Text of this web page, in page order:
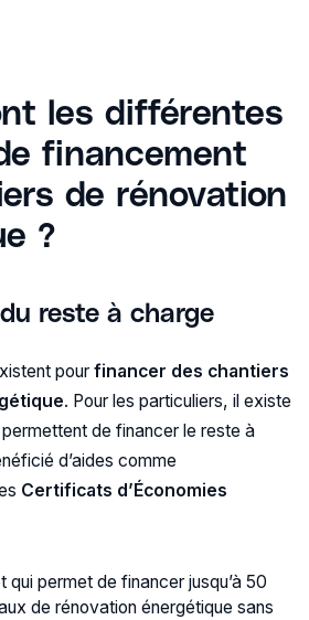
les différentes
financement
de rénovation
?
reste à charge
pourfinancer des chantiers
. Pour les particuliers, il existe
de financer le reste à
d’aides comme
Certificats d’Économies
qui permet de financer jusqu’à 50
de rénovation énergétique sans